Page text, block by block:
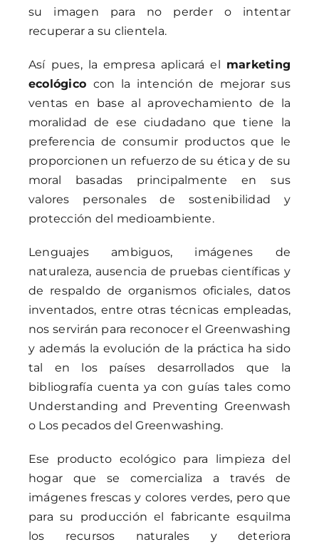
su imagen para no perder o intentar
recuperar a su clientela.
Así pues, la empresa aplicará el marketing
ecológico con la intención de mejorar sus
ventas en base al aprovechamiento de la
moralidad de ese ciudadano que tiene la
preferencia de consumir productos que le
proporcionen un refuerzo de su ética y de su
moral basadas principalmente en sus
valores personales de sostenibilidad y
protección del medioambiente.
Lenguajes ambiguos, imágenes de
naturaleza, ausencia de pruebas científicas y
de respaldo de organismos oficiales, datos
inventados, entre otras técnicas empleadas,
nos servirán para reconocer el Greenwashing
y además la evolución de la práctica ha sido
tal en los países desarrollados que la
bibliografía cuenta ya con guías tales como
Understanding and Preventing Greenwash
o Los pecados del Greenwashing.
Ese producto ecológico para limpieza del
hogar que se comercializa a través de
imágenes frescas y colores verdes, pero que
para su producción el fabricante esquilma
los recursos naturales y deteriora